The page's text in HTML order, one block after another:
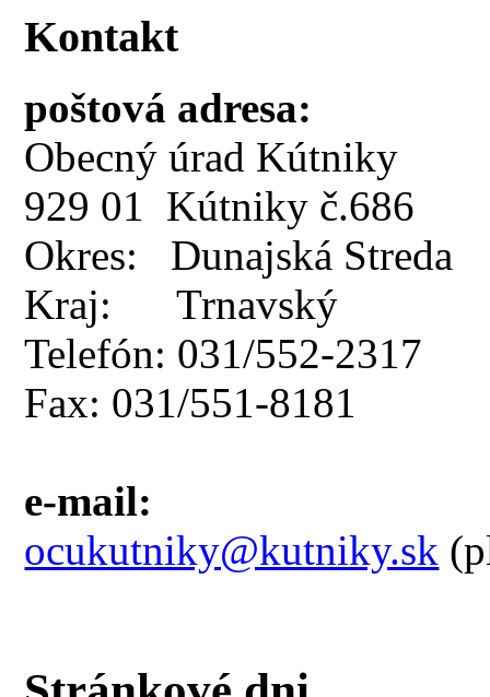
Kontakt
poštová adresa:
Obecný úrad Kútniky
929 01 Kútniky č.686
Okres: Dunajská Streda
Kraj: Trnavský
Telefón: 031/552-2317
Fax: 031/551-8181
e-mail:
ocukutniky@kutniky.sk